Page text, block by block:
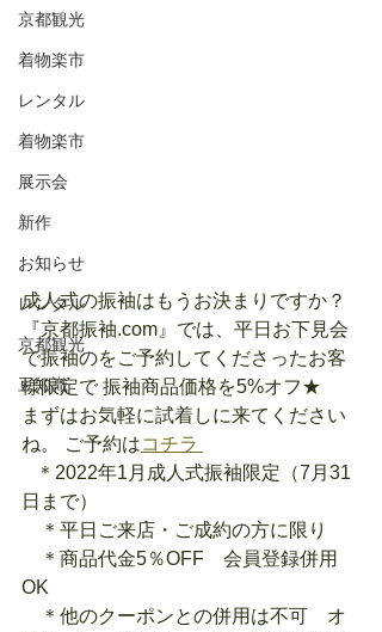
京都観光
着物楽市
レンタル
着物楽市
展示会
新作
お知らせ
レンタル
京都観光
豆知識
成人式の振袖はもうお決まりですか？
『京都振袖.com』では、平日お下見会
で振袖のをご予約してくださったお客
様限定で 振袖商品価格を5%オフ★
まずはお気軽に試着しに来てください
ね。 ご予約はコチラ
日まで）
＊平日ご来店・ご成約の方に限り
＊商品代金5％OFF　会員登録併用
OK
＊他のクーポンとの併用は不可　オ